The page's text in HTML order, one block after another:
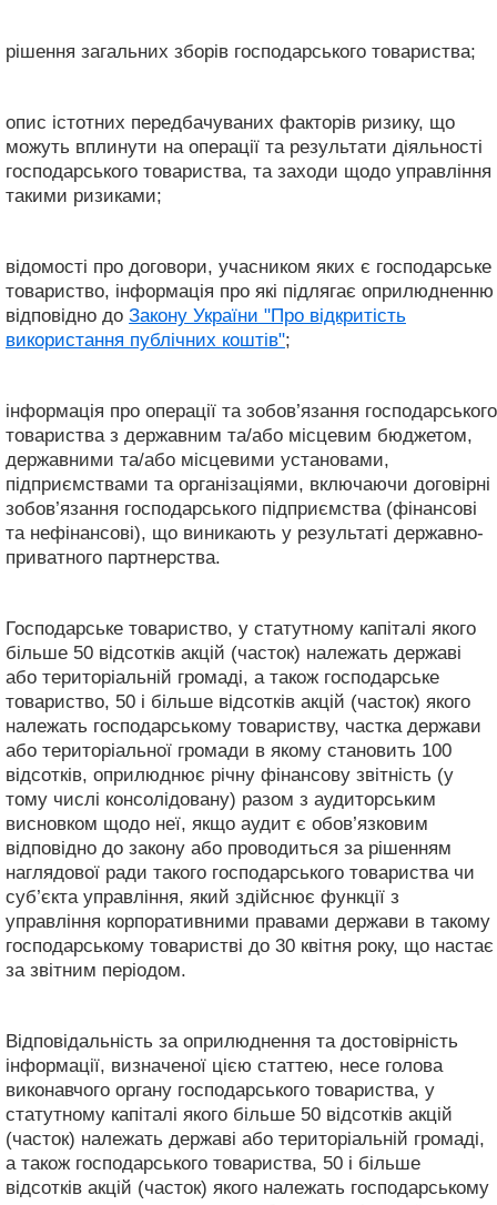
рішення загальних зборів господарського товариства;
опис істотних передбачуваних факторів ризику, що
можуть вплинути на операції та результати діяльності
господарського товариства, та заходи щодо управління
такими ризиками;
відомості про договори, учасником яких є господарське
товариство, інформація про які підлягає оприлюдненню
відповідно до Закону України "Про відкритість
використання публічних коштів";
інформація про операції та зобов’язання господарського
товариства з державним та/або місцевим бюджетом,
державними та/або місцевими установами,
підприємствами та організаціями, включаючи договірні
зобов’язання господарського підприємства (фінансові
та нефінансові), що виникають у результаті державно-
приватного партнерства.
Господарське товариство, у статутному капіталі якого
більше 50 відсотків акцій (часток) належать державі
або територіальній громаді, а також господарське
товариство, 50 і більше відсотків акцій (часток) якого
належать господарському товариству, частка держави
або територіальної громади в якому становить 100
відсотків, оприлюднює річну фінансову звітність (у
тому числі консолідовану) разом з аудиторським
висновком щодо неї, якщо аудит є обов’язковим
відповідно до закону або проводиться за рішенням
наглядової ради такого господарського товариства чи
суб’єкта управління, який здійснює функції з
управління корпоративними правами держави в такому
господарському товаристві до 30 квітня року, що настає
за звітним періодом.
Відповідальність за оприлюднення та достовірність
інформації, визначеної цією статтею, несе голова
виконавчого органу господарського товариства, у
статутному капіталі якого більше 50 відсотків акцій
(часток) належать державі або територіальній громаді,
а також господарського товариства, 50 і більше
відсотків акцій (часток) якого належать господарському